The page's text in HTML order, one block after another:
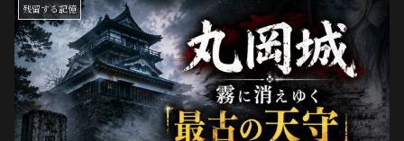
残留する記憶